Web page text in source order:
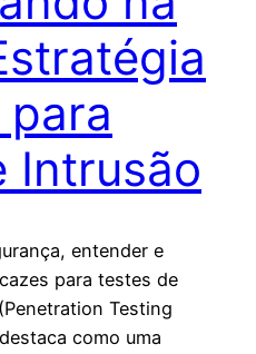
Intrusão
entender e
para testes de
Testing
como uma